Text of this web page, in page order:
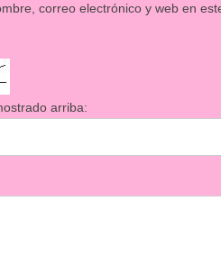
correo electrónico y web en
arriba: